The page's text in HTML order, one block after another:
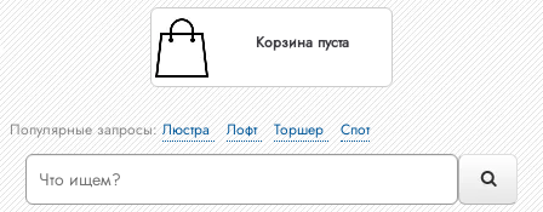
Корзина пуста
Популярные запросы:Люстра Лофт Торшер Спот